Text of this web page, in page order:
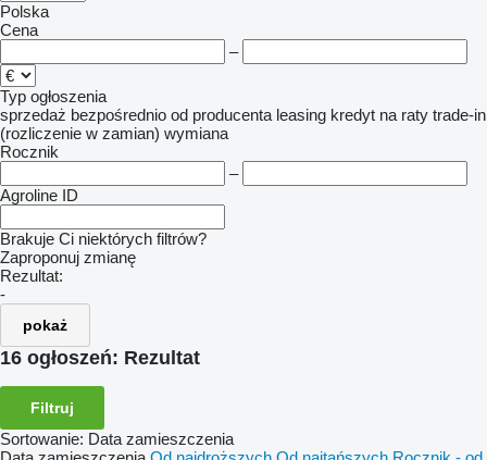
Polska
Cena
–
Typ ogłoszenia
sprzedaż bezpośrednio od producenta leasing kredyt na raty trade-in
(rozliczenie w zamian) wymiana
Rocznik
–
Agroline ID
Brakuje Ci niektórych filtrów?
Zaproponuj zmianę
Rezultat:
-
pokaż
16 ogłoszeń: Rezultat
Filtruj
Sortowanie: Data zamieszczenia